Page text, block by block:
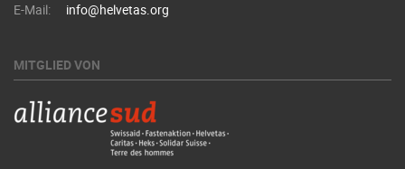
E-Mail:
info@helvetas.org
MITGLIED VON